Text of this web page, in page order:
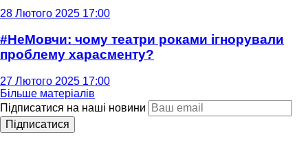
28 Лютого 2025 17:00
#НеМовчи: чому театри роками ігнорували
проблему харасменту?
27 Лютого 2025 17:00
Більше матеріалів
Підписатися на наші новини
Підписатися